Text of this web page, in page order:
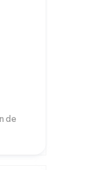
de